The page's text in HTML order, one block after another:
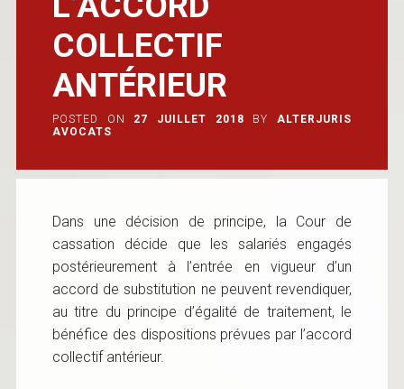
COLLECTIF
ANTÉRIEUR
POSTED ON 27 JUILLET 2018 BY
ALTERJURIS
AVOCATS
Dans une décision de principe, la Cour de
cassation décide que les salariés engagés
postérieurement à l’entrée en vigueur d’un
accord de substitution ne peuvent revendiquer,
au titre du principe d’égalité de traitement, le
bénéfice des dispositions prévues par l’accord
collectif antérieur.